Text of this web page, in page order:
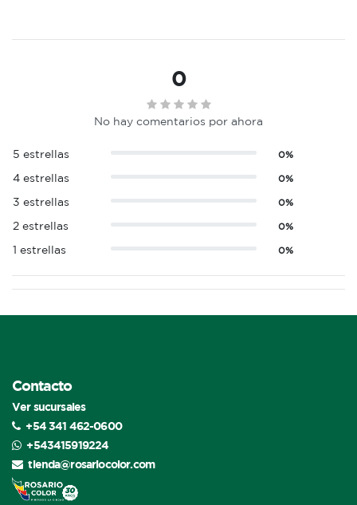
0
No hay comentarios por ahora
5 estrellas 0%
4 estrellas 0%
3 estrellas 0%
2 estrellas 0%
1 estrellas 0%
Contacto
Ver sucursales
+54 341 462-0600
+543415919224
tienda@rosariocolor.com